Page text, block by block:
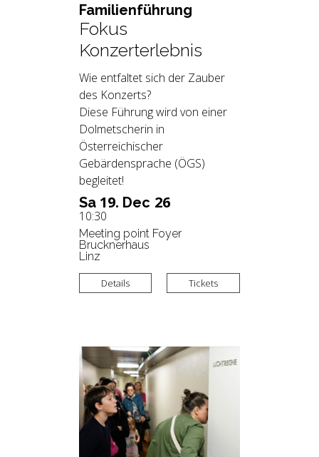
Sa 19. Dec 26
10:30
Meeting point Foyer
Brucknerhaus
Linz
Fa­mi­li­en­füh­rung
Fokus
Konzerterlebnis
Wie entfaltet sich der Zauber
des Konzerts?
Diese Führung wird von einer
Dolmetscherin in
Österreichischer
Gebärdensprache (ÖGS)
begleitet!
Details Tickets